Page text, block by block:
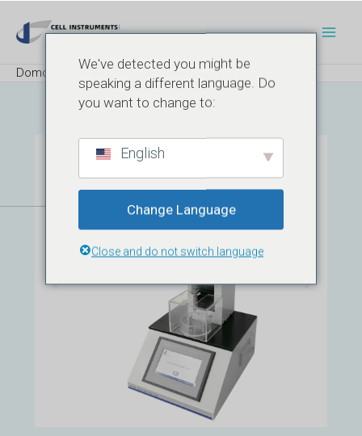
obsah
Domov Produkt Tester na lámanie ampuliek
v
We've detected you might be
speaking a different language. Do
you want to change to:
English
Change Language
Close and do not switch language